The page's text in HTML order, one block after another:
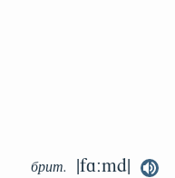
брит. |fɑːmd|